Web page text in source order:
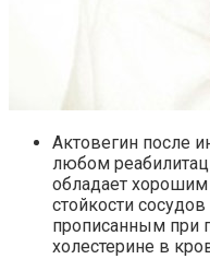
Актовегин после
любом
обладает
стойкости
прописанным при
холестерине в